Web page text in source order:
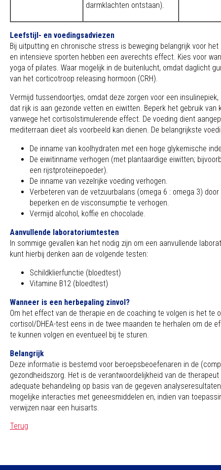
darmklachten ontstaan).
Leefstijl- en voedingsadviezen
Bij uitputting en chronische stress is beweging belangrijk voor
en intensieve sporten hebben een averechts effect. Kies voor
yoga of pilates. Waar mogelijk in de buitenlucht, omdat daglicht
van het corticotroop releasing hormoon (CRH).
Vermijd tussendoortjes, omdat deze zorgen voor een
dat rijk is aan gezonde vetten en eiwitten. Beperk het gebruik van
vanwege het cortisolstimulerende effect. De voeding dient
mediterraan dieet als voorbeeld kan dienen. De belangrijkste
De inname van koolhydraten met een hoge glykemische
De eiwitinname verhogen (met plantaardige eiwitten;
een rijstproteïnepoeder).
De inname van vezelrijke voeding verhogen.
Verbeteren van de vetzuurbalans (omega 6 : omega 3)
beperken en de visconsumptie te verhogen.
Vermijd alcohol, koffie en chocolade.
Aanvullende laboratoriumtesten
In sommige gevallen kan het nodig zijn om een aanvullende
kunt hierbij denken aan de volgende testen:
Schildklierfunctie (bloedtest)
Vitamine B12 (bloedtest)
Wanneer is een herbepaling zinvol?
Om het effect van de therapie en de coaching te volgen is het te
cortisol/DHEA-test eens in de twee maanden te herhalen om de
te kunnen volgen en eventueel bij te sturen.
Belangrijk
Deze informatie is bestemd voor beroepsbeoefenaren in de
gezondheidszorg. Het is de verantwoordelijkheid van de
adequate behandeling op basis van de gegeven
mogelijke interacties met geneesmiddelen en, indien van
verwijzen naar een huisarts.
Terug